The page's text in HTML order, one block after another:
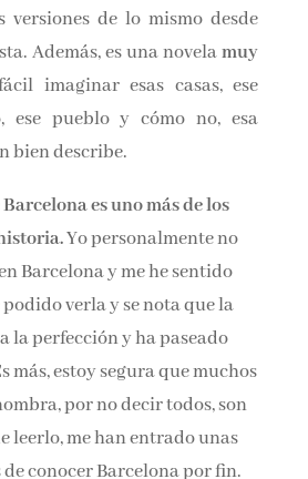
cómo va viviendo la
a veces avanzando en la
dos versiones de lo
punto de vista. Además, es
, es muy fácil imaginar
que tan bien describe.
es uno más de los
Yo personalmente no
Barcelona y me he sentido
verla y se nota que la
la perfección y ha paseado
más, estoy segura que
que nombra, por no decir